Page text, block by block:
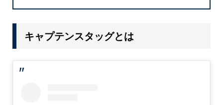
キャプテンスタッグとは